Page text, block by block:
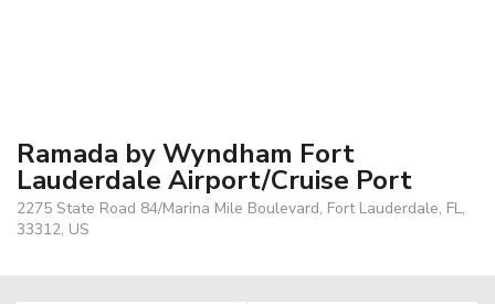
Ramada by Wyndham Fort
Lauderdale Airport/Cruise Port
2275 State Road 84/Marina Mile Boulevard, Fort Lauderdale, FL,
33312, US